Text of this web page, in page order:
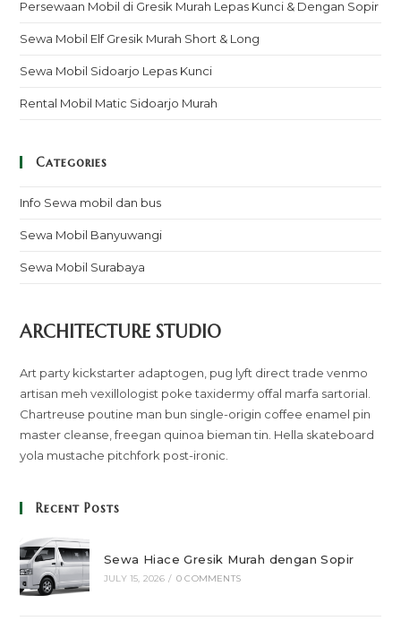
Persewaan Mobil di Gresik Murah Lepas Kunci & Dengan Sopir
Sewa Mobil Elf Gresik Murah Short & Long
Sewa Mobil Sidoarjo Lepas Kunci
Rental Mobil Matic Sidoarjo Murah
Categories
Info Sewa mobil dan bus
Sewa Mobil Banyuwangi
Sewa Mobil Surabaya
ARCHITECTURE STUDIO
Art party kickstarter adaptogen, pug lyft direct trade venmo
artisan meh vexillologist poke taxidermy offal marfa sartorial.
Chartreuse poutine man bun single-origin coffee enamel pin
master cleanse, freegan quinoa bieman tin. Hella skateboard
yola mustache pitchfork post-ironic.
Recent Posts
Sewa Hiace Gresik Murah dengan Sopir
JULY 15, 2026 / 0 COMMENTS